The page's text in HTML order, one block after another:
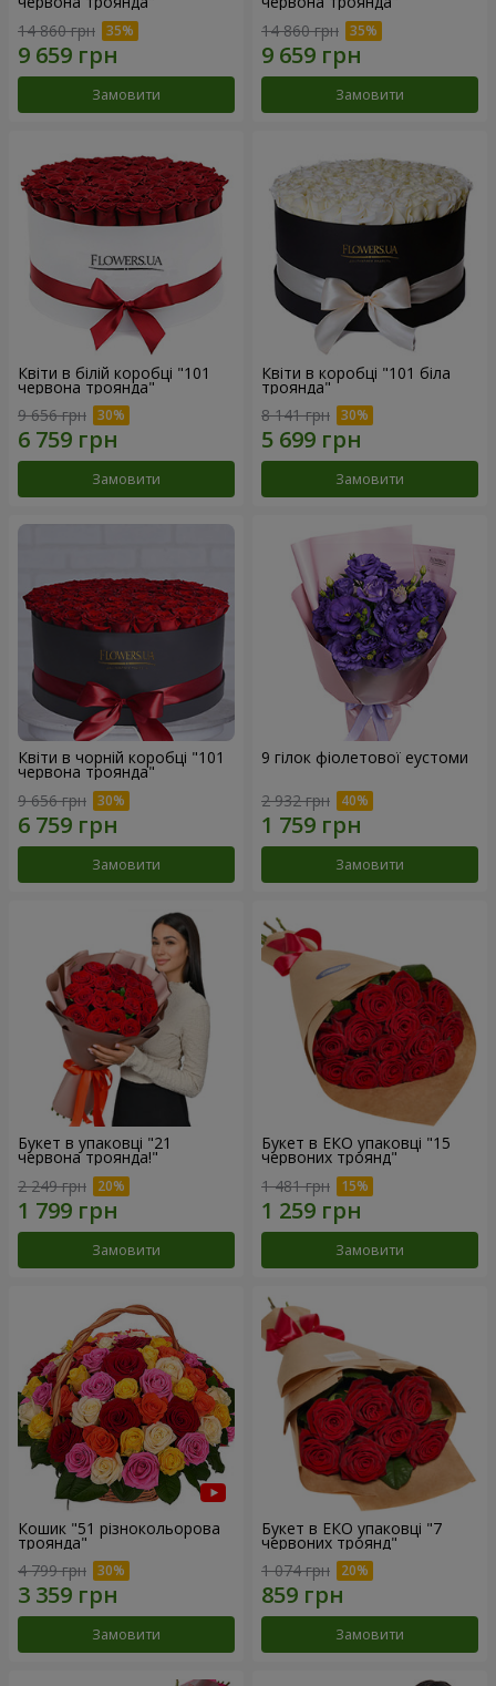
14 860 грн
Замовити
14 860 грн
Замовити
Квіти в білій коробці "101
червона троянда"
9 656 грн
Замовити
Квіти в коробці "101 біла
троянда"
8 141 грн
Замовити
Квіти в чорній коробці "101
червона троянда"
9 656 грн
Замовити
9 гілок фіолетової еустоми
2 932 грн
Замовити
Букет в упаковці "21
червона троянда!"
2 249 грн
Замовити
Букет в ЕКО упаковці "15
червоних троянд"
1 481 грн
Замовити
Кошик "51 різнокольорова
троянда"
4 799 грн
Замовити
Букет в ЕКО упаковці "7
червоних троянд"
1 074 грн
Замовити